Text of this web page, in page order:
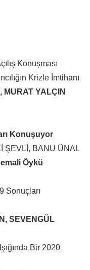
Konuşması
Krizle İmtihanı
MURAT YALÇIN
Konuşuyor
ŞEVLİ, BANU ÜNAL
Öykü
Sonuçları
SEVENGÜL
Bir 2020